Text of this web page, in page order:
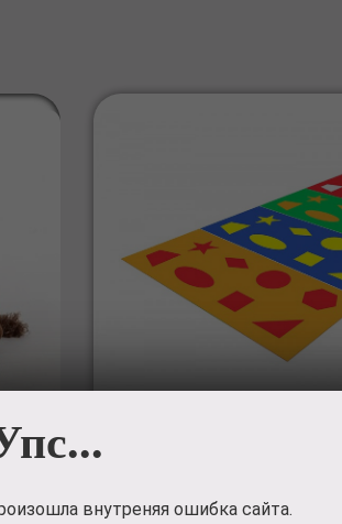
МК-01.95.11
внутреняя ошибка сайта.